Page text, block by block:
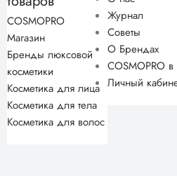
COSMOPRO
Магазин
Бренды люксовой
косметики
Косметика для лица
Косметика для тела
Косметика для волос
Журнал
Советы
О Брендах
COSMOPRO
Личный